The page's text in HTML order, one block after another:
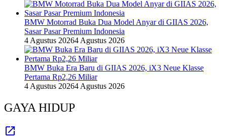
BMW Motorrad Buka Dua Model Anyar di GIIAS 2026,
Sasar Pasar Premium Indonesia
4 Agustus 20264 Agustus 2026
BMW Buka Era Baru di GIIAS 2026, iX3 Neue Klasse
Pertama Rp2,26 Miliar
4 Agustus 20264 Agustus 2026
GAYA HIDUP